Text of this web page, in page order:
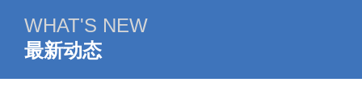
WHAT'S NEW
最新动态